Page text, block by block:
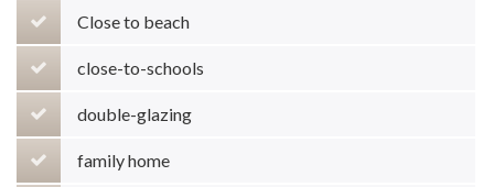
Close to beach
close-to-schools
double-glazing
family home